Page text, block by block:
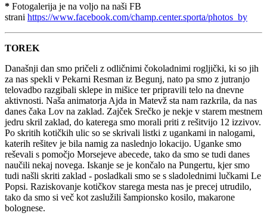
* Fotogalerija je na voljo na naši FB
strani https://www.facebook.com/champ.center.sporta/photos_by
TOREK
Današnji dan smo pričeli z odličnimi čokoladnimi rogljički, ki so jih
za nas spekli v Pekarni Resman iz Begunj, nato pa smo z jutranjo
telovadbo razgibali sklepe in mišice ter pripravili telo na dnevne
aktivnosti. Naša animatorja Ajda in Matevž sta nam razkrila, da nas
danes čaka Lov na zaklad. Zajček Srečko je nekje v starem mestnem
jedru skril zaklad, do katerega smo morali priti z rešitvijo 12 izzivov.
Po skritih kotičkih ulic so se skrivali listki z ugankami in nalogami,
katerih rešitev je bila namig za naslednjo lokacijo. Uganke smo
reševali s pomočjo Morsejeve abecede, tako da smo se tudi danes
naučili nekaj novega. Iskanje se je končalo na Pungertu, kjer smo
tudi našli skriti zaklad - posladkali smo se s sladolednimi lučkami Le
Popsi. Raziskovanje kotičkov starega mesta nas je precej utrudilo,
tako da smo si več kot zaslužili šampionsko kosilo, makarone
bolognese.